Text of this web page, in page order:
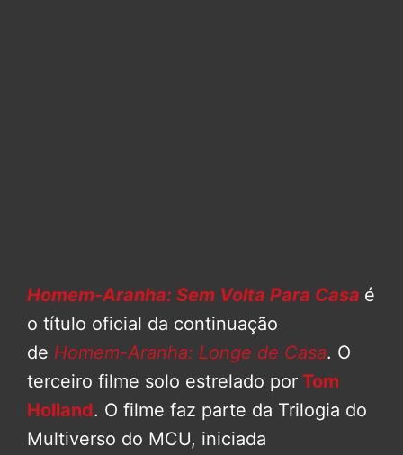
Homem-Aranha: Sem Volta Para Casa é
o título oficial da continuação
de Homem-Aranha: Longe de Casa. O
terceiro filme solo estrelado por Tom
Holland. O filme faz parte da Trilogia do
Multiverso do MCU, iniciada